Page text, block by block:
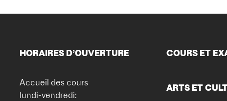
HORAIRES D’OUVERTURE
Accueil des cours
lundi-vendredi:
COURS ET
ARTS ET